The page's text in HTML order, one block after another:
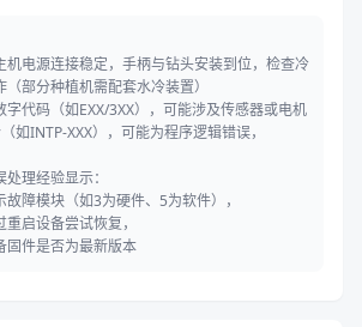
机电源连接稳定，手柄与钻头安装到位，检查冷
部分种植机需配套水冷装置）
代码（如EXX/3XX），可能涉及传感器或电机
如INTP-XXX），可能为程序逻辑错误，
理经验显示：
障模块（如3为硬件、5为软件），
启设备尝试恢复，
固件是否为最新版本